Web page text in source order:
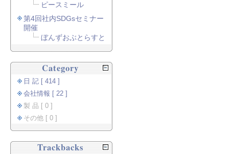
ピースミール
第4回社内SDGsセミナー
開催
ぼんずおぶとらすと
Category
日 記 [ 414 ]
会社情報 [ 22 ]
製 品 [ 0 ]
その他 [ 0 ]
Trackbacks